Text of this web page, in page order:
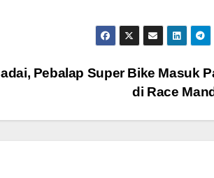
Pebalap Super Bike Masuk
di Race